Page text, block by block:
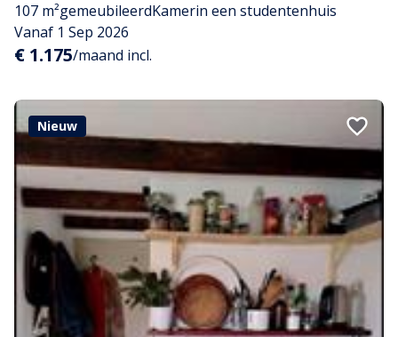
107 m²gemeubileerdKamerin een studentenhuis
Vanaf 1 Sep 2026
€ 1.175/maand incl.
Nieuw